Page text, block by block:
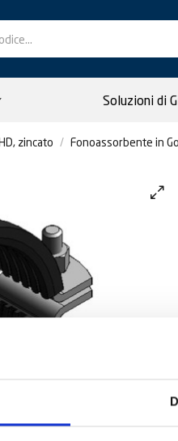
Soluzioni di
zincato Fonoassorbente in